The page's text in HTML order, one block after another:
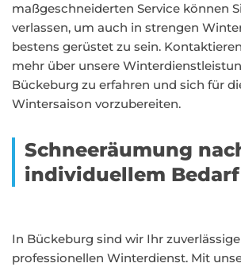
maßgeschneiderten Service können
verlassen, um auch in strengen
bestens gerüstet zu sein.
mehr über unsere
Bückeburg zu erfahren und sich für
Wintersaison vorzubereiten.
Schneeräumung
individuellem Bedarf
In Bückeburg sind wir Ihr
professionellen Winterdienst. Mit